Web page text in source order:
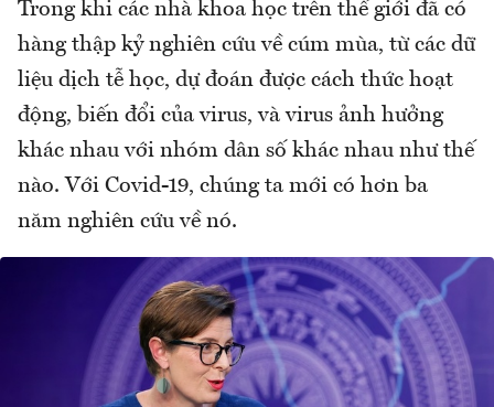
Trong khi các nhà khoa học trên thế giới đã có
hàng thập kỷ nghiên cứu về cúm mùa, từ các dữ
liệu dịch tễ học, dự đoán được cách thức hoạt
động, biến đổi của virus, và virus ảnh hưởng
khác nhau với nhóm dân số khác nhau như thế
nào. Với Covid-19, chúng ta mới có hơn ba
năm nghiên cứu về nó.